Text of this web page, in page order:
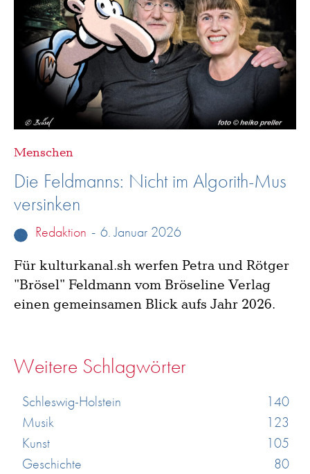
Menschen
Die Feldmanns: Nicht im Algorith-Mus
versinken
Redaktion - 6. Januar 2026
Für kulturkanal.sh werfen Petra und Rötger
"Brösel" Feldmann vom Bröseline Verlag
einen gemeinsamen Blick aufs Jahr 2026.
Weitere Schlagwörter
Schleswig-Holstein
140
Musik
123
Kunst
105
Geschichte
80